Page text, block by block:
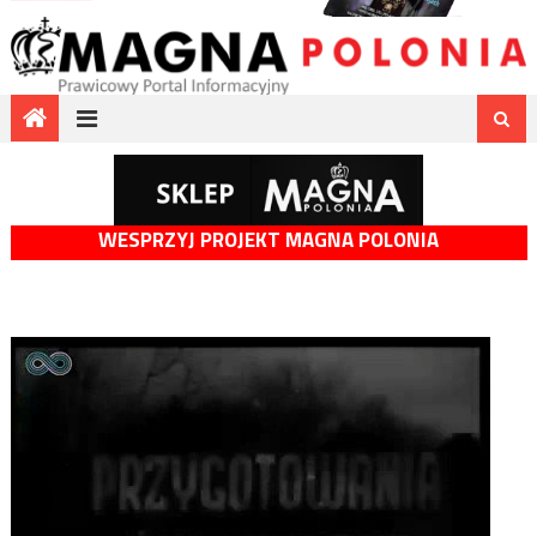
WESPRZYJ PROJEKT MAGNA POLONIA